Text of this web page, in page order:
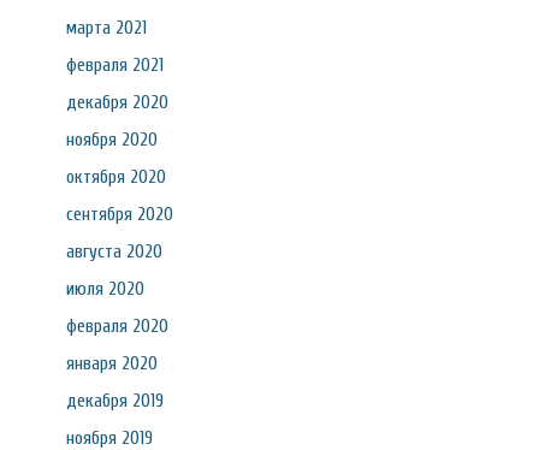
марта 2021
февраля 2021
декабря 2020
ноября 2020
октября 2020
сентября 2020
августа 2020
июля 2020
февраля 2020
января 2020
декабря 2019
ноября 2019